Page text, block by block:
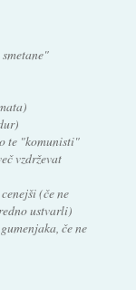
te "komunisti"
vzdrževat
(če ne
ustvarli)
če ne